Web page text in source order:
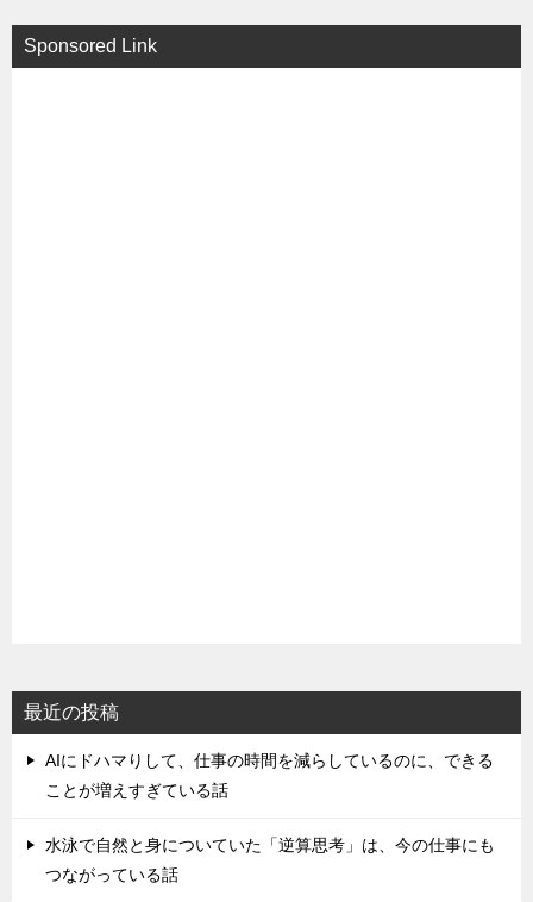
Sponsored Link
最近の投稿
AIにドハマりして、仕事の時間を減らしているのに、できる
ことが増えすぎている話
水泳で自然と身についていた「逆算思考」は、今の仕事にも
つながっている話